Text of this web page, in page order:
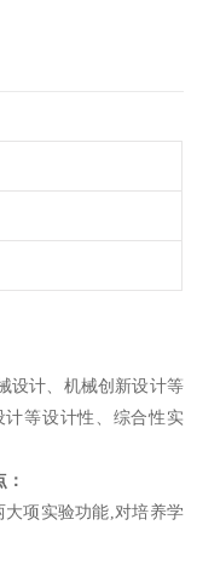
设计、机械创新设计等
等设计性、综合性实
项实验功能,对培养学